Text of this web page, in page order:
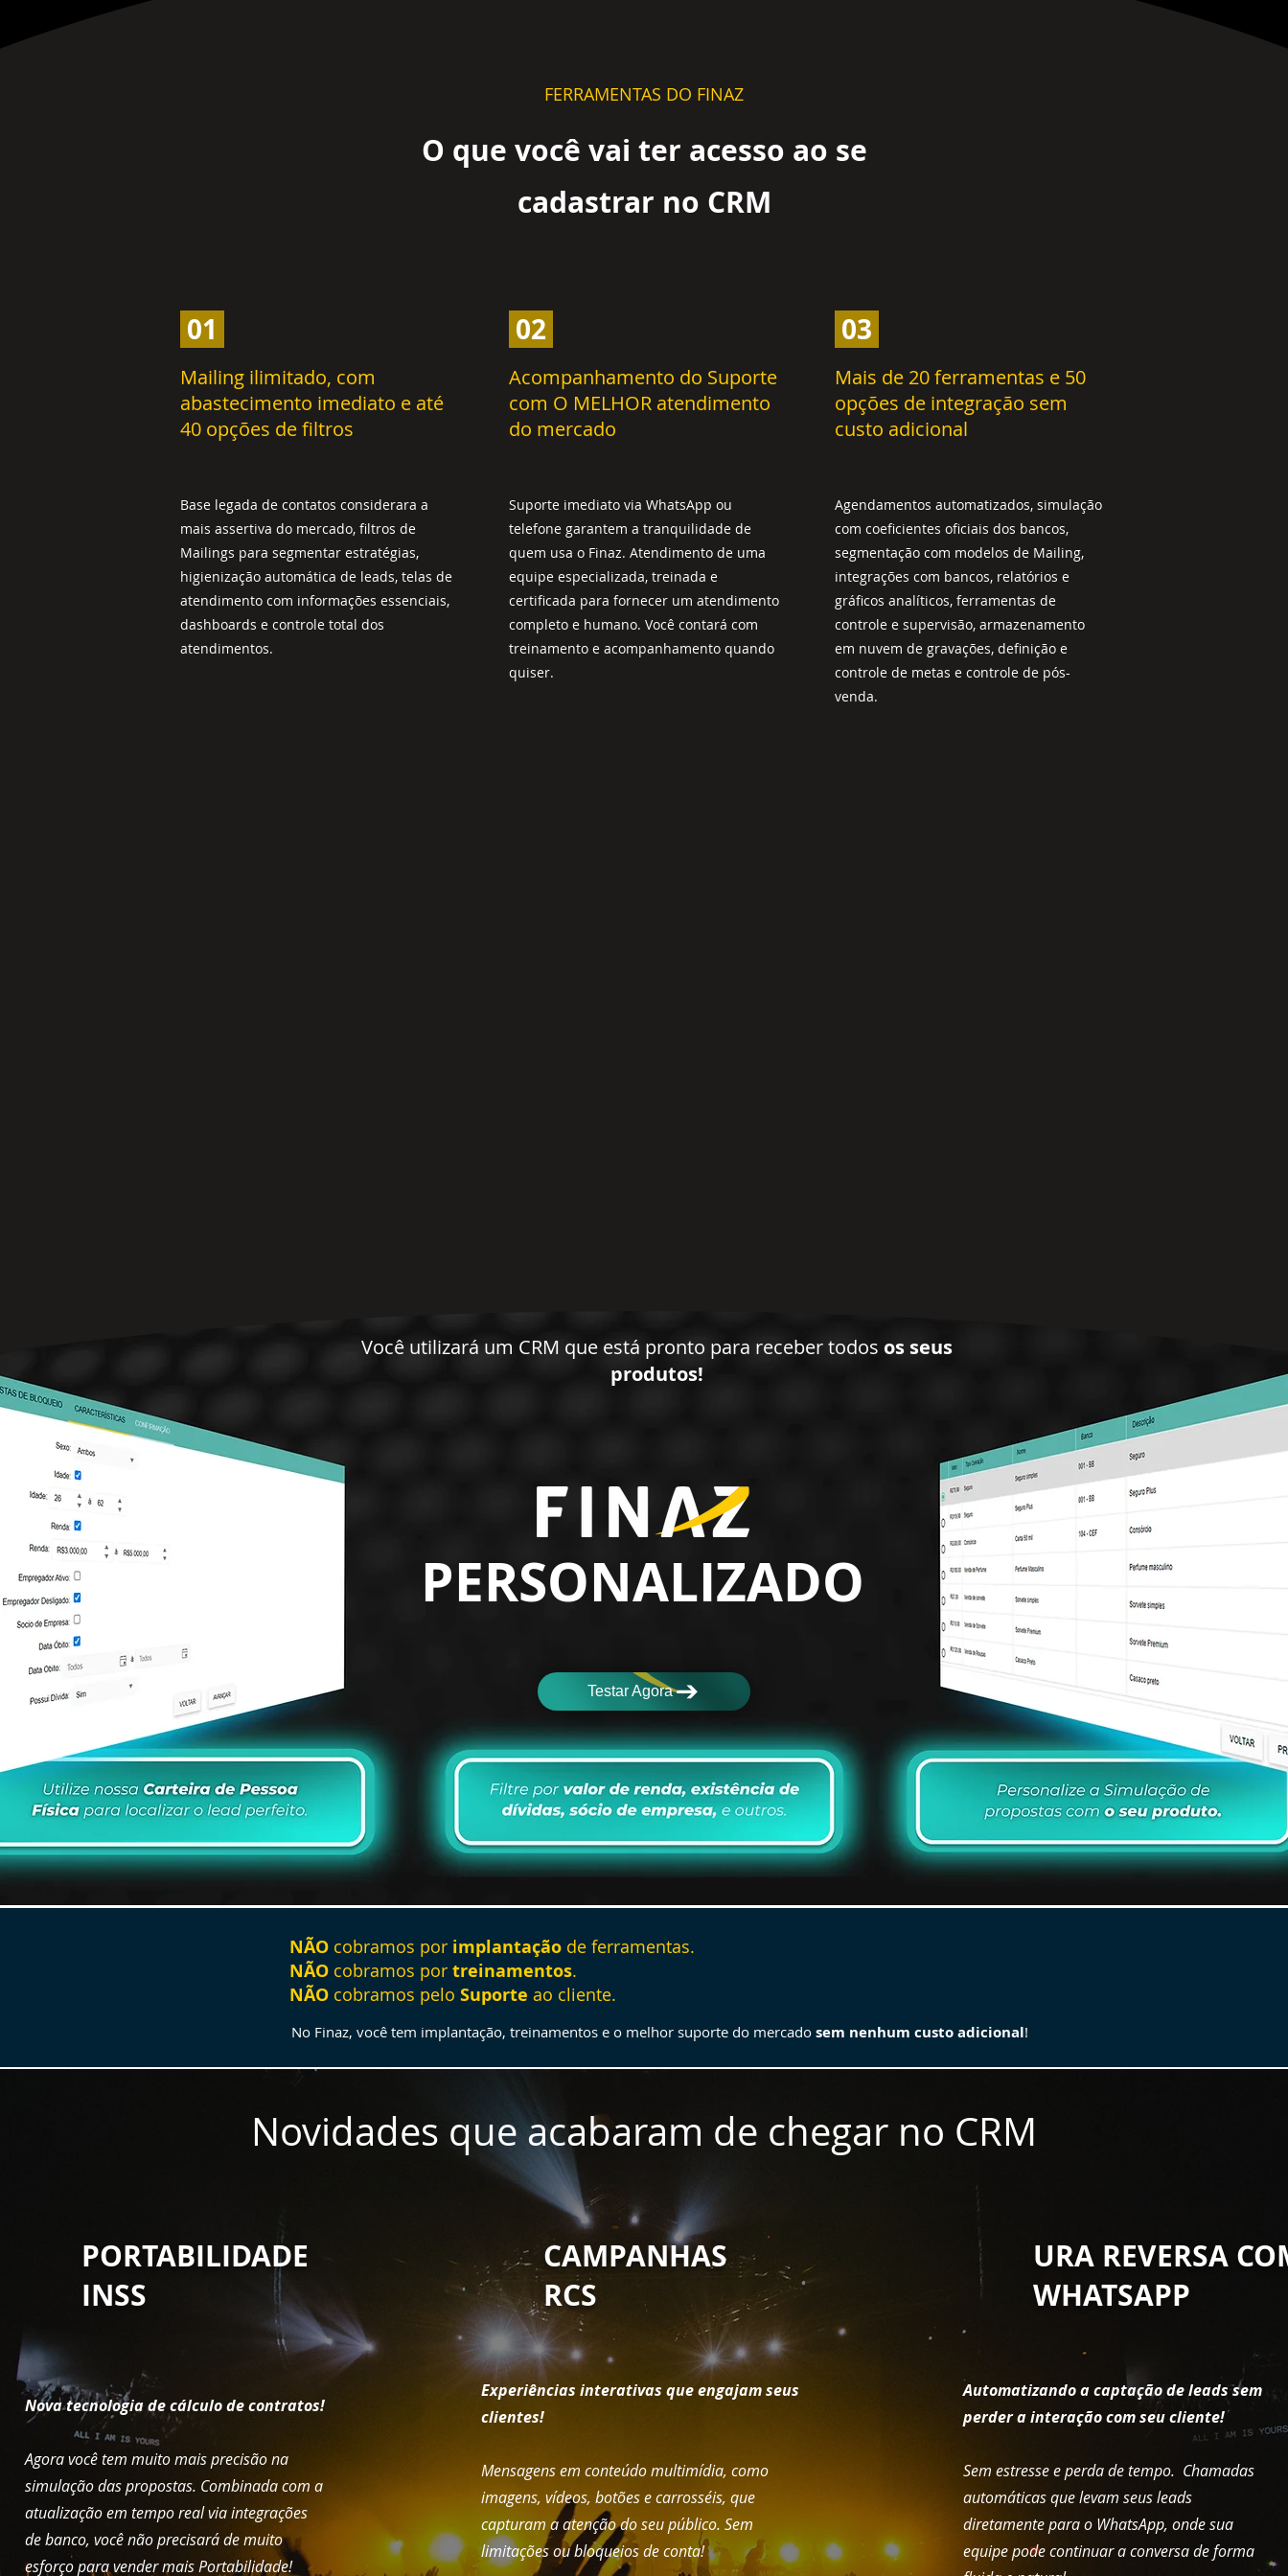
FERRAMENTAS DO FINAZ
O que você vai ter acesso ao se
cadastrar no CRM
01
Mailing ilimitado, com
abastecimento imediato e até
40 opções de filtros
Base legada de contatos considerara a
mais assertiva do mercado, filtros de
Mailings para segmentar estratégias,
higienização automática de leads, telas de
atendimento com informações essenciais,
dashboards e controle total dos
atendimentos.
02
Acompanhamento do Suporte
com O MELHOR atendimento
do mercado
Suporte imediato via WhatsApp ou
telefone garantem a tranquilidade de
quem usa o Finaz. Atendimento de uma
equipe especializada, treinada e
certificada para fornecer um atendimento
completo e humano. Você contará com
treinamento e acompanhamento quando
quiser.
03
Mais de 20 ferramentas e 50
opções de integração sem
custo adicional
Agendamentos automatizados, simulação
com coeficientes oficiais dos bancos,
segmentação com modelos de Mailing,
integrações com bancos, relatórios e
gráficos analíticos, ferramentas de
controle e supervisão, armazenamento
em nuvem de gravações, definição e
controle de metas e controle de pós-
venda.
Você utilizará um CRM que está pronto para receber todos os seus
produtos!
PERSONALIZADO
Testar Agora
NÃO cobramos por implantação de ferramentas.
NÃO cobramos por treinamentos.
NÃO cobramos pelo Suporte ao cliente.
No Finaz, você tem implantação, treinamentos e o melhor suporte do mercado sem nenhum custo adicional!
Novidades que acabaram de chegar no CRM
PORTABILIDADE
INSS
CAMPANHAS
RCS
URA REVERSA
WHATSAPP
Nova tecnologia de cálculo de contratos!
Agora você tem muito mais precisão na
simulação das propostas. Combinada com a
atualização em tempo real via integrações
de banco, você não precisará de muito
esforço para vender mais Portabilidade!
Experiências interativas que engajam seus
clientes!
Mensagens em conteúdo multimídia, como
imagens, vídeos, botões e carrosséis, que
capturam a atenção do seu público. Sem
limitações ou bloqueios de conta!
Automatizando a captação de leads sem
perder a interação com seu cliente!
Sem estresse e perda de tempo. Chamadas
automáticas que levam seus leads
diretamente para o WhatsApp, onde sua
equipe pode continuar a conversa de forma